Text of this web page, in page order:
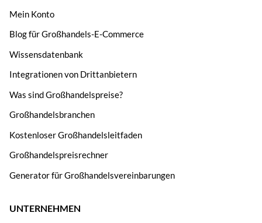
Mein Konto
Blog für Großhandels-E-Commerce
Wissensdatenbank
Integrationen von Drittanbietern
Was sind Großhandelspreise?
Großhandelsbranchen
Kostenloser Großhandelsleitfaden
Großhandelspreisrechner
Generator für Großhandelsvereinbarungen
UNTERNEHMEN